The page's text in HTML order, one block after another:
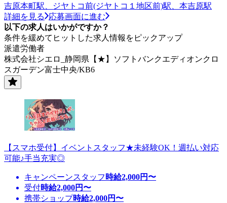
吉原本町駅、ジヤトコ前(ジヤトコ１地区前)駅、本吉原駅
詳細を見る
応募画面に進む
以下の求人はいかがですか？
条件を緩めてヒットした求人情報をピックアップ
派遣労働者
株式会社シエロ_静岡県【★】ソフトバンクエディオンクロ
スガーデン富士中央/KB6
【スマホ受付】イベントスタッフ★未経験OK！週払い対応
可能♪手当充実◎
キャンペーンスタッフ 時給2,000円〜
受付時給2,000円〜
携帯ショップ時給2,000円〜